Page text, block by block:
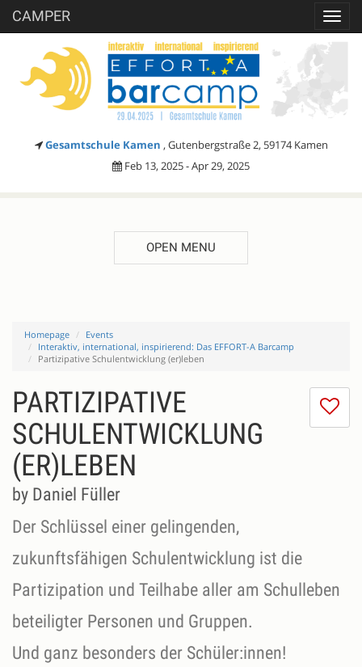
CAMPER
Gesamtschule Kamen , Gutenbergstraße 2, 59174 Kamen
Feb 13, 2025 - Apr 29, 2025
OPEN MENU
Homepage
Events
Interaktiv, international, inspirierend: Das EFFORT-A Barcamp
Partizipative Schulentwicklung (er)leben
I
PARTIZIPATIVE
SCHULENTWICKLUNG
(ER)LEBEN
by Daniel Füller
Der Schlüssel einer gelingenden,
zukunftsfähigen Schulentwicklung ist die
Partizipation und Teilhabe aller am Schulleben
beteiligter Personen und Gruppen.
Und ganz besonders der Schüler:innen!